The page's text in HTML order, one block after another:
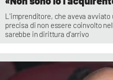
L'imprenditore, che aveva
precisa di non essere coinvolto
sarebbe in dirittura d'arrivo